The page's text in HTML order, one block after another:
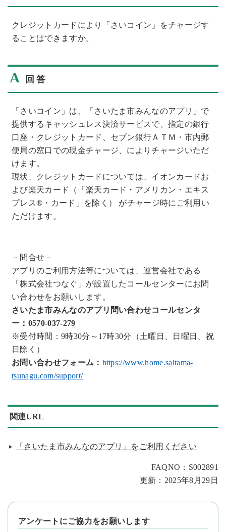
クレジットカードにより「さいコイン」をチャージす
ることはできますか。
A 回答
「さいコイン」は、「さいたま市みんなのアプリ」で
提供するキャッシュレス決済サービスで、指定の銀行
口座・クレジットカード、セブン銀行ＡＴＭ・市内郵
便局の窓口での現金チャージ、によりチャージいただ
けます。
現状、クレジットカードについては、イオンカードお
よび楽天カード（「楽天カード・アメリカン・エキス
プレス®・カード」を除く） がチャージ時にご利用い
ただけます。
－問合せ－
アプリのご利用方法等については、運営会社である
「株式会社つなぐ」が設置したコールセンターにお問
い合わせをお願いします。
さいたま市みんなのアプリ問い合わせコールセンタ
ー：0570-037-279
※受付時間：9時30分～17時30分（土曜日、日曜日、祝
日除く）
お問い合わせフォーム： https://www.home.saitama-
tsunagu.com/support/
関連URL
「さいたま市みんなのアプリ」をご利用ください
FAQNO：S002891
更新：2025年8月29日
アンケートにご協力をお願いします